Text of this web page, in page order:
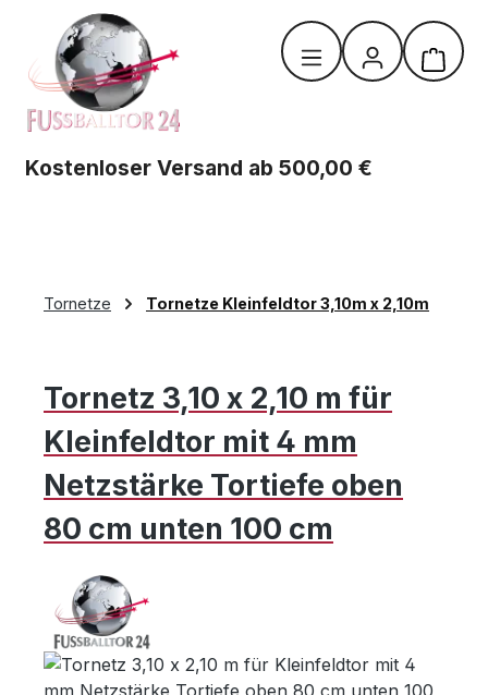
Zum Hauptinhalt springen
Kostenloser Versand ab 500,00 €
Tornetze Tornetze Kleinfeldtor 3,10m x 2,10m
Tornetz 3,10 x 2,10 m für
Kleinfeldtor mit 4 mm
Netzstärke Tortiefe oben
80 cm unten 100 cm
Bildergalerie überspringen